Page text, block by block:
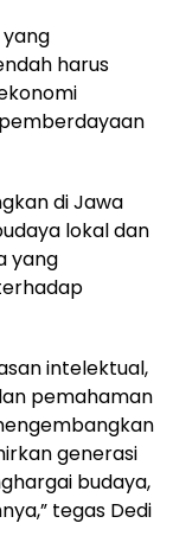
harus
di Jawa
lokal dan
yang
intelektual,
pemahaman
generasi
budaya,
tegas Dedi